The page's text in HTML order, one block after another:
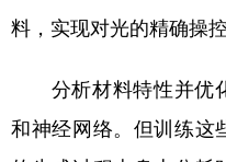
料，实现对光的精确操控
分析材料特性并优化
和神经网络。但训练这